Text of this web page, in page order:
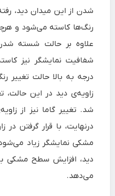
شدن از این میدان دید،
رنگ‌ها کاسته می‌شود و هرچه
علاوه بر حالت شسته شدن
درجه به بالا حالت تغییر
زاویه‌ی دید در این حالت،
مشکی نمایشگر زیاد
دید، افزایش سطح مشکی
می‌دهد.